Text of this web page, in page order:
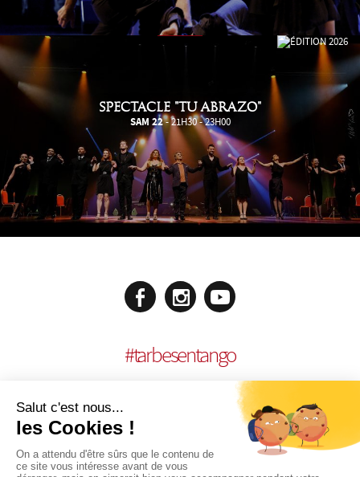
SPECTACLE "TU ABRAZO"
SAM 22- 21H30 - 23H00
#tarbesentango